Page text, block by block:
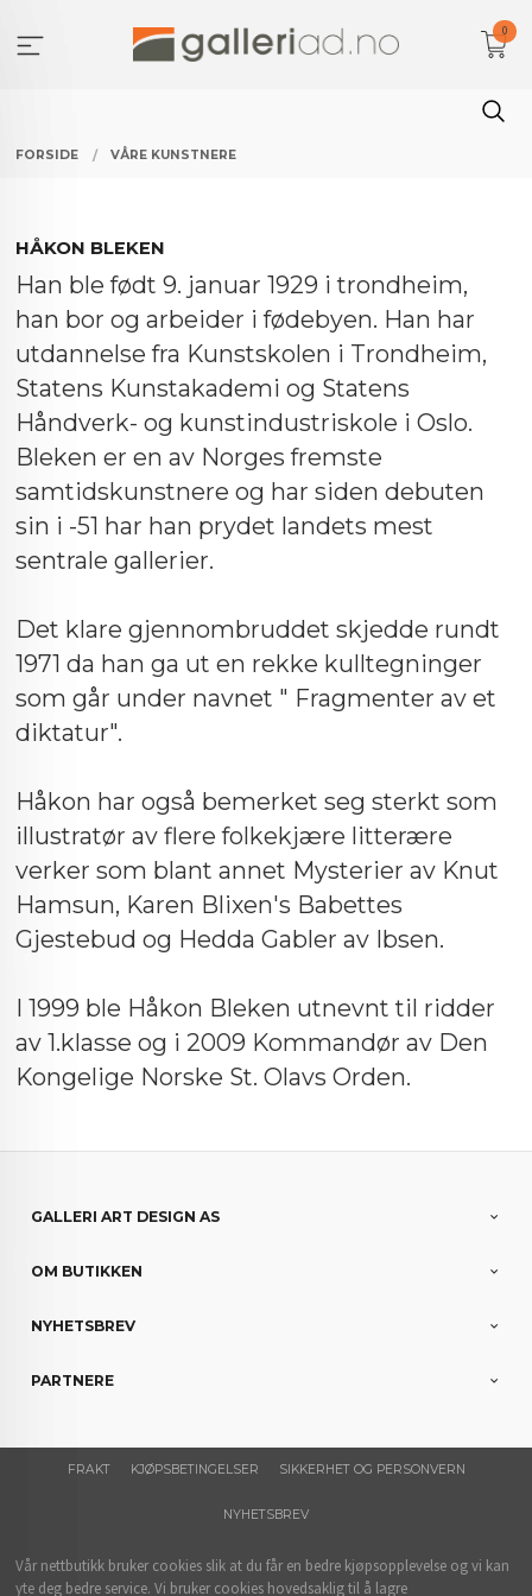
innholdet
0
FORSIDE VÅRE KUNSTNERE
HÅKON BLEKEN
Han ble født 9. januar 1929 i trondheim,
han bor og arbeider i fødebyen. Han har
utdannelse fra Kunstskolen i Trondheim,
Statens Kunstakademi og Statens
Håndverk- og kunstindustriskole i Oslo.
Bleken er en av Norges fremste
samtidskunstnere og har siden debuten
sin i -51 har han prydet landets mest
sentrale gallerier.
Det klare gjennombruddet skjedde rundt
1971 da han ga ut en rekke kulltegninger
som går under navnet " Fragmenter av et
diktatur".
Håkon har også bemerket seg sterkt som
illustratør av flere folkekjære litterære
verker som blant annet Mysterier av Knut
Hamsun, Karen Blixen's Babettes
Gjestebud og Hedda Gabler av Ibsen.
I 1999 ble Håkon Bleken utnevnt til ridder
av 1.klasse og i 2009 Kommandør av Den
Kongelige Norske St. Olavs Orden.
GALLERI ART DESIGN AS
OM BUTIKKEN
NYHETSBREV
PARTNERE
FRAKT KJØPSBETINGELSER SIKKERHET OG PERSONVERN
NYHETSBREV
Vår nettbutikk bruker cookies slik at du får en bedre kjøpsopplevelse og vi kan
yte deg bedre service. Vi bruker cookies hovedsaklig til å lagre